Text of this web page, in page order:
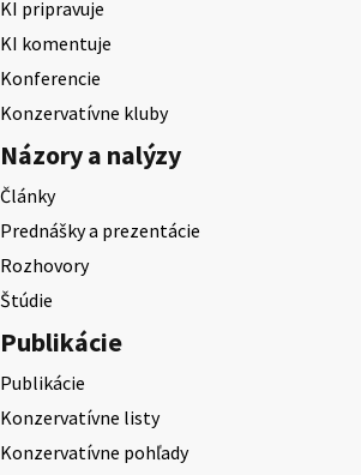
KI pripravuje
KI komentuje
Konferencie
Konzervatívne kluby
Názory a nalýzy
Články
Prednášky a prezentácie
Rozhovory
Štúdie
Publikácie
Publikácie
Konzervatívne listy
Konzervatívne pohľady